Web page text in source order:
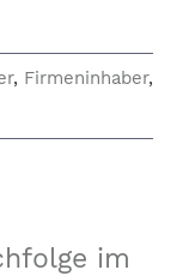
, Firmeninhaber,
im